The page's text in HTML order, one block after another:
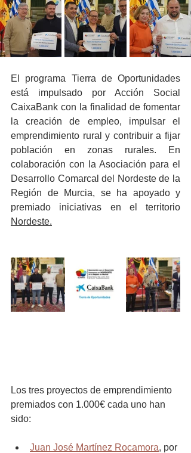
El programa Tierra de Oportunidades
está impulsado por Acción Social
CaixaBank con la finalidad de fomentar
la creación de empleo, impulsar el
emprendimiento rural y contribuir a fijar
población en zonas rurales. En
colaboración con la Asociación para el
Desarrollo Comarcal del Nordeste de la
Región de Murcia, se ha apoyado y
Nordeste.
Los tres proyectos de emprendimiento
premiados con 1.000€ cada uno han
sido:
Juan José Martínez Rocamora, por